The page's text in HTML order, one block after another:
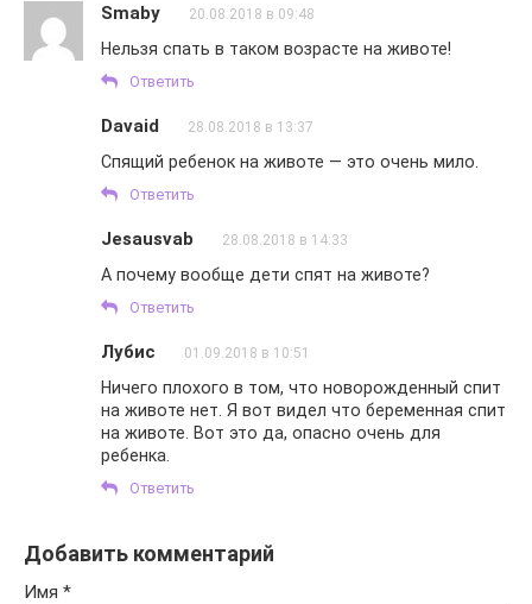
Smaby 20.08.2018 в 09:48
Нельзя спать в таком возрасте на животе!
Ответить
Davaid 28.08.2018 в 13:37
Спящий ребенок на животе — это очень мило.
Ответить
Jesausvab 28.08.2018 в 14:33
А почему вообще дети спят на животе?
Ответить
Лубис 01.09.2018 в 10:51
Ничего плохого в том, что новорожденный спит
на животе нет. Я вот видел что беременная спит
на животе. Вот это да, опасно очень для
ребенка.
Ответить
Добавить комментарий
Имя *